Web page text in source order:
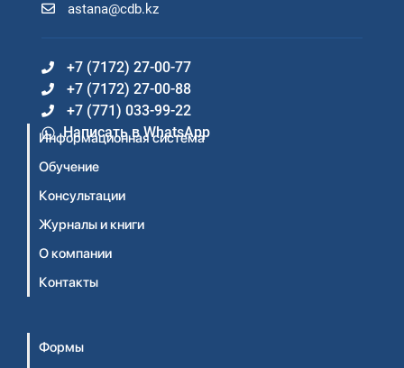
astana@cdb.kz
+7 (7172) 27-00-77
+7 (7172) 27-00-88
+7 (771) 033-99-22
Написать в WhatsApp
Информационная система
Обучение
Консультации
Журналы и книги
О компании
Контакты
Формы